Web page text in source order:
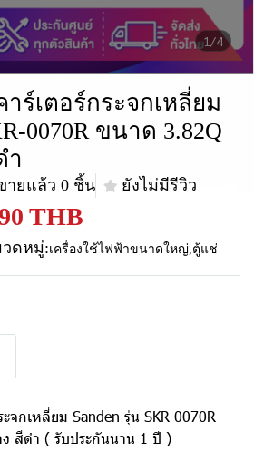
1/4
าร์เตอร์กระจกเหลี่ยม
0070R ขนาด 3.82Q
ำ
ายแล้ว 0 ชิ้น ยังไม่มีรีวิว
THB
ดหมู่:เครื่องใช้ไฟฟ้าขนาดใหญ่,ตู้แช่
ะจกเหลี่ยม Sanden รุ่น SKR-0070R
สีดำ ( รับประกันนาน 1 ปี )